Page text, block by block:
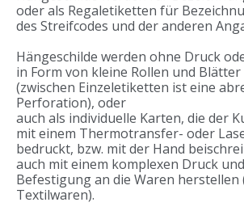
oder als Regaletiketten für
des Streifcodes und der anderen
Hängeschilde werden ohne Druck
in Form von kleine Rollen und
(zwischen Einzeletiketten ist eine
Perforation), oder
auch als individuelle Karten, die der
mit einem Thermotransfer- oder
bedruckt, bzw. mit der Hand
auch mit einem komplexen Druck
Befestigung an die Waren herstellen
Textilwaren).